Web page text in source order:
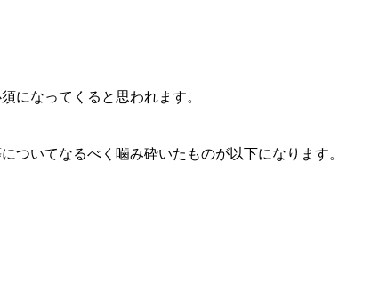
になってくると思われます。
ついてなるべく噛み砕いたものが以下になります。